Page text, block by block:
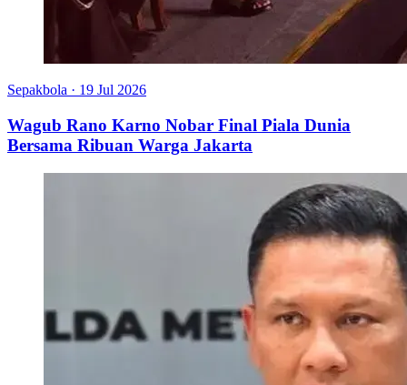
Sepakbola · 19 Jul 2026
Wagub Rano Karno Nobar Final Piala Dunia
Bersama Ribuan Warga Jakarta